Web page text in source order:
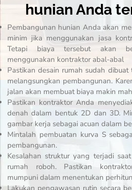
hunian Anda
Pembangunan hunian Anda akan
minim jika menggunakan jasa
Tetapi biaya tersebut akan
menggunakan kontraktor abal-abal
Pastikan desain rumah sudah
melangsungkan pembangunan.
jalan akan membuat biaya makin
Pastikan kontraktor Anda
denah dalam bentuk 2D dan 3D.
gambar kerja sebagai acuan dalam
Mintalah pembuatan kurva S
pembangunan.
Kesalahan struktur yang terjadi
rumah roboh. Pastikan
mumpuni dalam menentukan